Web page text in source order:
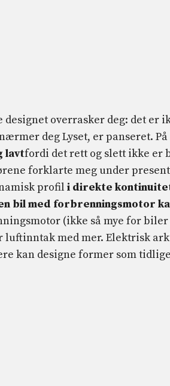
designet overrasker deg: det er
deg Lyset, er panseret.
lavtfordi det rett og slett ikke er
forklarte meg under
profil i direkte
bil med forbrenningsmotor
(ikke så mye for
luftinntak med mer. Elektrisk
kan designe former som